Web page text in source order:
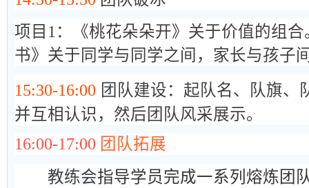
项目1：《桃花朵朵开》关于价值的组
书》关于同学与同学之间，家长与孩子
15:30-16:00 团队建设：起队名、队旗、
并互相认识，然后团队风采展示。
16:00-17:00 团队拓展
教练会指导学员完成一系列熔炼团